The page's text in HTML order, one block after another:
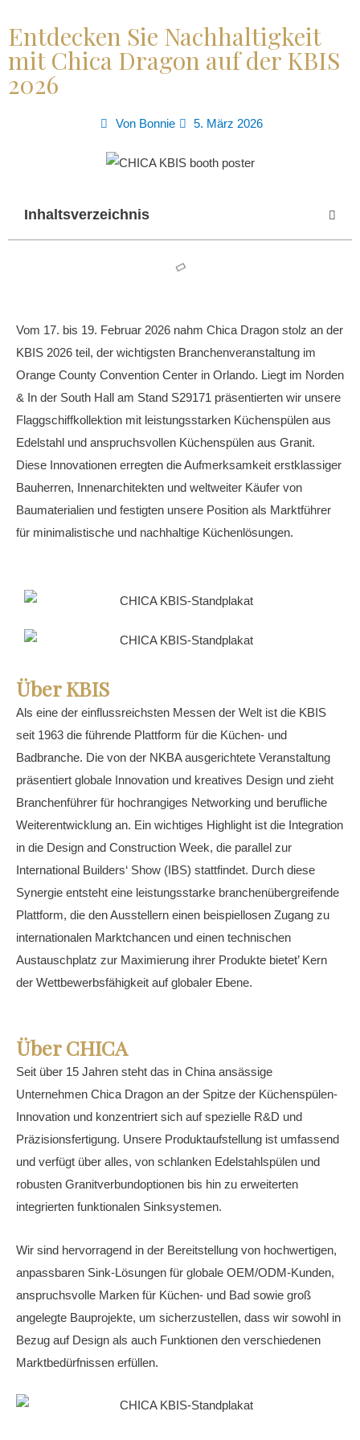
Entdecken Sie Nachhaltigkeit
mit Chica Dragon auf der KBIS
2026
Von Bonnie 5. März 2026
Inhaltsverzeichnis
Vom 17. bis 19. Februar 2026 nahm Chica Dragon stolz an der
KBIS 2026 teil, der wichtigsten Branchenveranstaltung im
Orange County Convention Center in Orlando. Liegt im Norden
& In der South Hall am Stand S29171 präsentierten wir unsere
Flaggschiffkollektion mit leistungsstarken Küchenspülen aus
Edelstahl und anspruchsvollen Küchenspülen aus Granit.
Diese Innovationen erregten die Aufmerksamkeit erstklassiger
Bauherren, Innenarchitekten und weltweiter Käufer von
Baumaterialien und festigten unsere Position als Marktführer
für minimalistische und nachhaltige Küchenlösungen.
Über KBIS
Als eine der einflussreichsten Messen der Welt ist die KBIS
seit 1963 die führende Plattform für die Küchen- und
Badbranche. Die von der NKBA ausgerichtete Veranstaltung
präsentiert globale Innovation und kreatives Design und zieht
Branchenführer für hochrangiges Networking und berufliche
Weiterentwicklung an. Ein wichtiges Highlight ist die Integration
in die Design and Construction Week, die parallel zur
International Builders‘ Show (IBS) stattfindet. Durch diese
Synergie entsteht eine leistungsstarke branchenübergreifende
Plattform, die den Ausstellern einen beispiellosen Zugang zu
internationalen Marktchancen und einen technischen
Austauschplatz zur Maximierung ihrer Produkte bietet’ Kern
der Wettbewerbsfähigkeit auf globaler Ebene.
Über CHICA
Seit über 15 Jahren steht das in China ansässige
Unternehmen Chica Dragon an der Spitze der Küchenspülen-
Innovation und konzentriert sich auf spezielle R&D und
Präzisionsfertigung. Unsere Produktaufstellung ist umfassend
und verfügt über alles, von schlanken Edelstahlspülen und
robusten Granitverbundoptionen bis hin zu erweiterten
integrierten funktionalen Sinksystemen.
Wir sind hervorragend in der Bereitstellung von hochwertigen,
anpassbaren Sink-Lösungen für globale OEM/ODM-Kunden,
anspruchsvolle Marken für Küchen- und Bad sowie groß
angelegte Bauprojekte, um sicherzustellen, dass wir sowohl in
Bezug auf Design als auch Funktionen den verschiedenen
Marktbedürfnissen erfüllen.